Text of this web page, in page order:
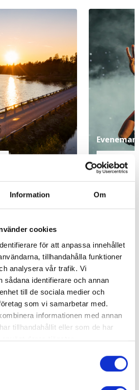
Information Om
cookies
för att anpassa innehållet
tillhandahålla funktioner
analysera vår trafik. Vi
sådana identifierare och annan
till de sociala medier och
som vi samarbetar med.
informationen med annan
tillhandahållit eller som de har
deras tjänster.
och sakta ner i din egen tid.
pärlor, oväntade smaker och
Säffle ger dig ögonblick
– en bit av det goda livet.
Till visitsaffle.se